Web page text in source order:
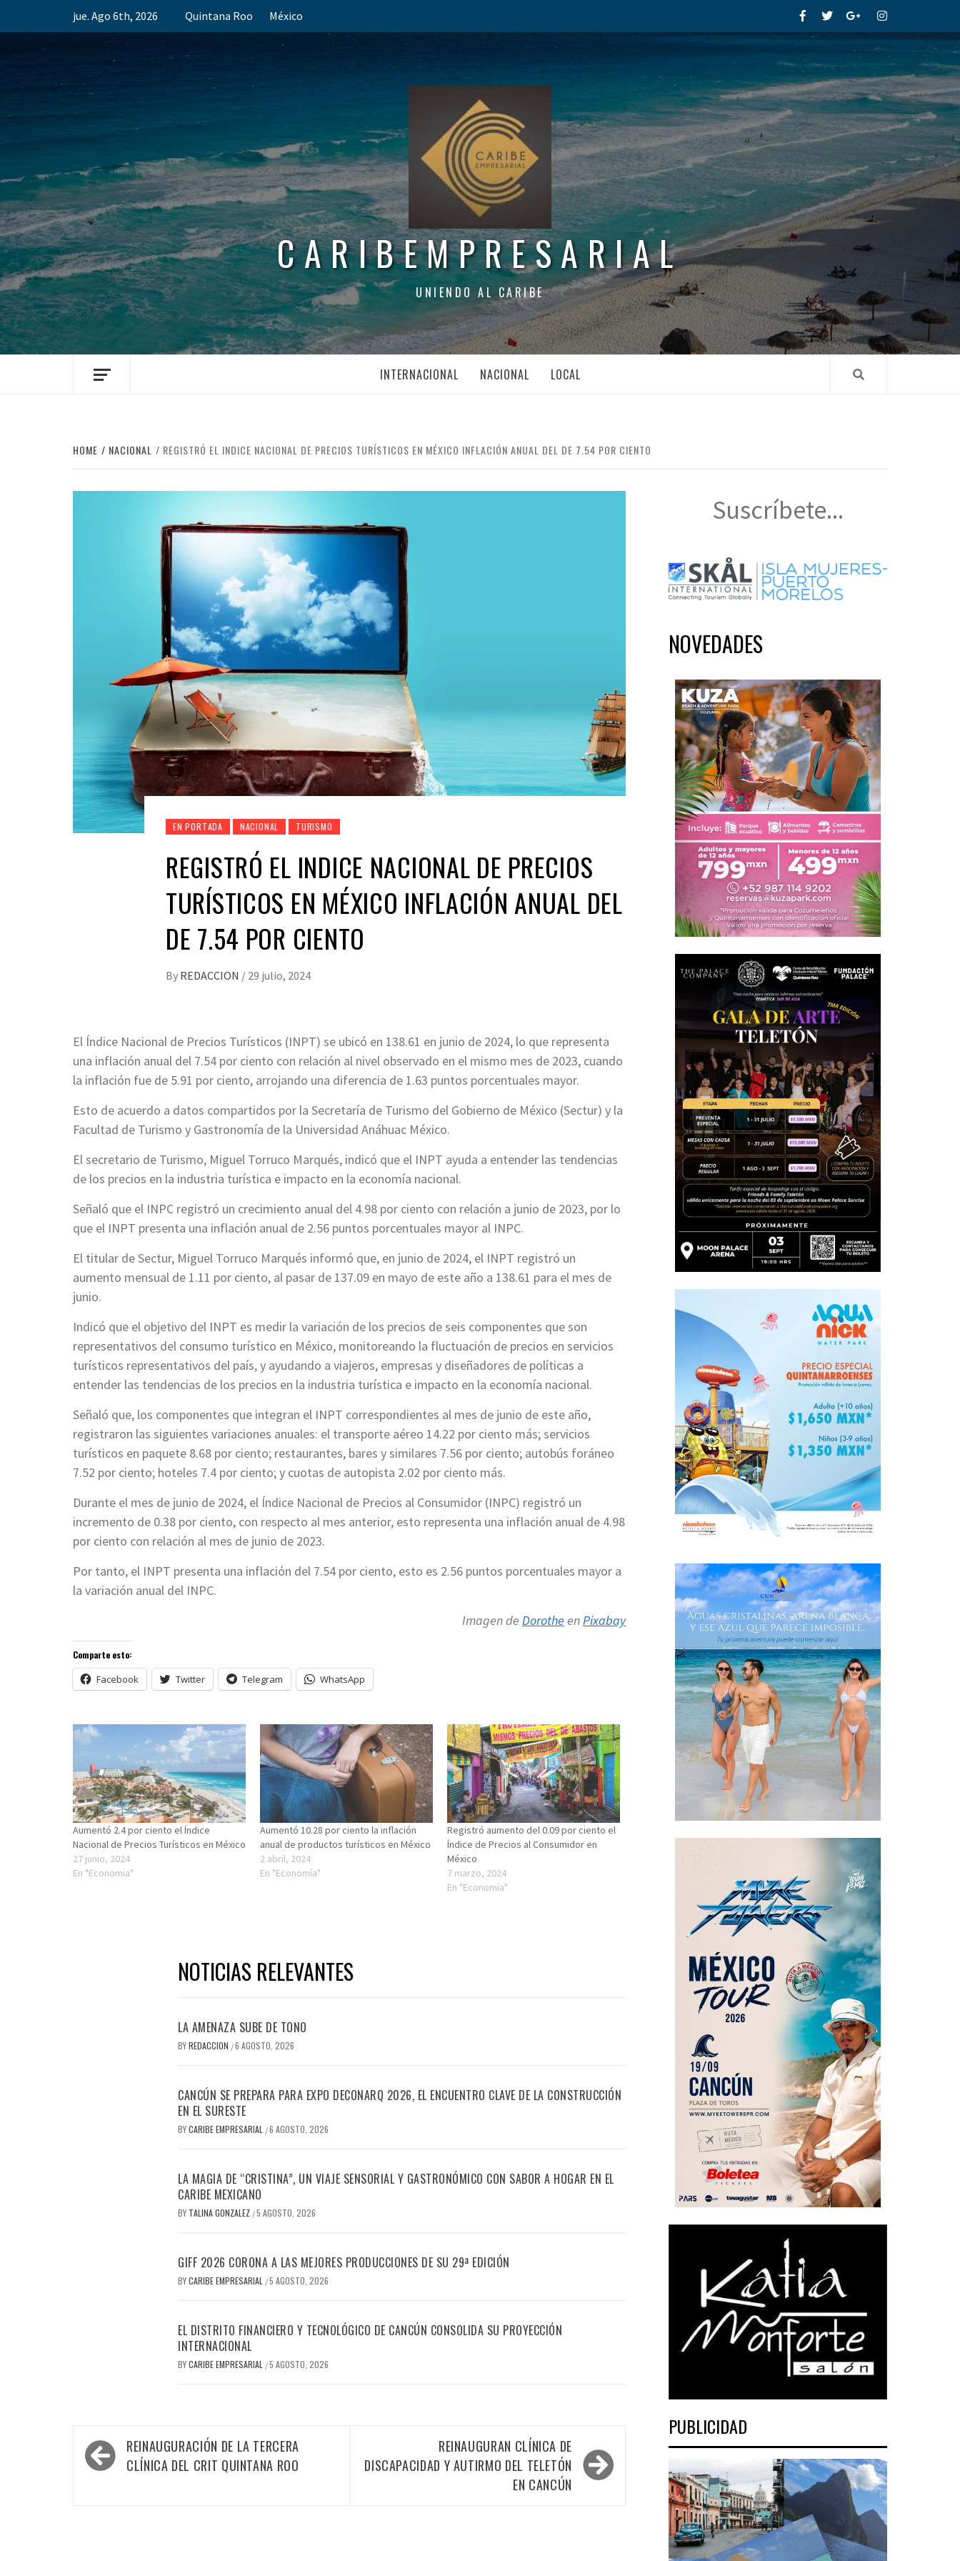
jue. Ago 6th, 2026 Quintana Roo México FacebookTwitterGoogle+Instagram
CARIBEMPRESARIAL
UNIENDO AL CARIBE
INTERNACIONAL NACIONAL LOCAL
HOME NACIONAL REGISTRÓ EL INDICE NACIONAL DE PRECIOS TURÍSTICOS EN MÉXICO INFLACIÓN ANUAL DEL DE 7.54 POR CIENTO
EN PORTADA NACIONAL TURISMO
REGISTRÓ EL INDICE NACIONAL DE PRECIOS
TURÍSTICOS EN MÉXICO INFLACIÓN ANUAL DEL
DE 7.54 POR CIENTO
By REDACCION / 29 julio, 2024
El Índice Nacional de Precios Turísticos (INPT) se ubicó en 138.61 en junio de 2024, lo que representa
una inflación anual del 7.54 por ciento con relación al nivel observado en el mismo mes de 2023, cuando
la inflación fue de 5.91 por ciento, arrojando una diferencia de 1.63 puntos porcentuales mayor.
Esto de acuerdo a datos compartidos por la Secretaría de Turismo del Gobierno de México (Sectur) y la
Facultad de Turismo y Gastronomía de la Universidad Anáhuac México.
El secretario de Turismo, Miguel Torruco Marqués, indicó que el INPT ayuda a entender las tendencias
de los precios en la industria turística e impacto en la economía nacional.
Señaló que el INPC registró un crecimiento anual del 4.98 por ciento con relación a junio de 2023, por lo
que el INPT presenta una inflación anual de 2.56 puntos porcentuales mayor al INPC.
El titular de Sectur, Miguel Torruco Marqués informó que, en junio de 2024, el INPT registró un
aumento mensual de 1.11 por ciento, al pasar de 137.09 en mayo de este año a 138.61 para el mes de
junio.
Indicó que el objetivo del INPT es medir la variación de los precios de seis componentes que son
representativos del consumo turístico en México, monitoreando la fluctuación de precios en servicios
turísticos representativos del país, y ayudando a viajeros, empresas y diseñadores de políticas a
entender las tendencias de los precios en la industria turística e impacto en la economía nacional.
Señaló que, los componentes que integran el INPT correspondientes al mes de junio de este año,
registraron las siguientes variaciones anuales: el transporte aéreo 14.22 por ciento más; servicios
turísticos en paquete 8.68 por ciento; restaurantes, bares y similares 7.56 por ciento; autobús foráneo
7.52 por ciento; hoteles 7.4 por ciento; y cuotas de autopista 2.02 por ciento más.
Durante el mes de junio de 2024, el Índice Nacional de Precios al Consumidor (INPC) registró un
incremento de 0.38 por ciento, con respecto al mes anterior, esto representa una inflación anual de 4.98
por ciento con relación al mes de junio de 2023.
Por tanto, el INPT presenta una inflación del 7.54 por ciento, esto es 2.56 puntos porcentuales mayor a
la variación anual del INPC.
Imagen de Dorothe enPixabay
Comparte esto:
Facebook Twitter Telegram WhatsApp
Aumentó 2.4 por ciento el Índice
Nacional de Precios Turísticos en México
27 junio, 2024
En "Economia"
Aumentó 10.28 por ciento la inflación
anual de productos turísticos en México
2 abril, 2024
En "Economía"
Registró aumento del 0.09 por ciento el
Índice de Precios al Consumidor en
México
7 marzo, 2024
En "Economía"
NOTICIAS RELEVANTES
LA AMENAZA SUBE DE TONO
BYREDACCION /6 AGOSTO, 2026
CANCÚN SE PREPARA PARA EXPO DECONARQ 2026, EL ENCUENTRO CLAVE DE LA CONSTRUCCIÓN
EN EL SURESTE
BYCARIBE EMPRESARIAL /6 AGOSTO, 2026
LA MAGIA DE “CRISTINA”, UN VIAJE SENSORIAL Y GASTRONÓMICO CON SABOR A HOGAR EN EL
CARIBE MEXICANO
BY TALINA GONZALEZ /5 AGOSTO, 2026
GIFF 2026 CORONA A LAS MEJORES PRODUCCIONES DE SU 29ª EDICIÓN
BYCARIBE EMPRESARIAL /5 AGOSTO, 2026
EL DISTRITO FINANCIERO Y TECNOLÓGICO DE CANCÚN CONSOLIDA SU PROYECCIÓN
INTERNACIONAL
BYCARIBE EMPRESARIAL /5 AGOSTO, 2026
Navegación
de
REINAUGURACIÓN DE LA TERCERA
CLÍNICA DEL CRIT QUINTANA ROO
REINAUGURAN CLÍNICA DE
DISCAPACIDAD Y AUTIRMO DEL TELETÓN
EN CANCÚN
Suscríbete...
NOVEDADES
PUBLICIDAD